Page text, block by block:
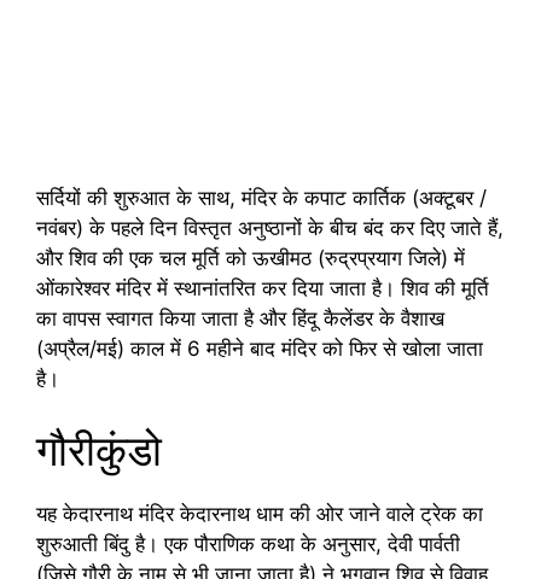
सर्दियों की शुरुआत के साथ, मंदिर के कपाट कार्तिक (अक्टूबर /
नवंबर) के पहले दिन विस्तृत अनुष्ठानों के बीच बंद कर दिए जाते हैं,
और शिव की एक चल मूर्ति को ऊखीमठ (रुद्रप्रयाग जिले) में
ओंकारेश्वर मंदिर में स्थानांतरित कर दिया जाता है। शिव की मूर्ति
का वापस स्वागत किया जाता है और हिंदू कैलेंडर के वैशाख
(अप्रैल/मई) काल में 6 महीने बाद मंदिर को फिर से खोला जाता
है।
गौरीकुंडो
यह केदारनाथ मंदिर केदारनाथ धाम की ओर जाने वाले ट्रेक का
शुरुआती बिंदु है। एक पौराणिक कथा के अनुसार, देवी पार्वती